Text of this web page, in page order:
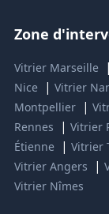
Zone
Vitrier Marseille |
Nice
| Vitrier
Montpellier |
Rennes
| Vitrier
Étienne
| Vitrier
Vitrier Angers |
Vitrier Nîmes